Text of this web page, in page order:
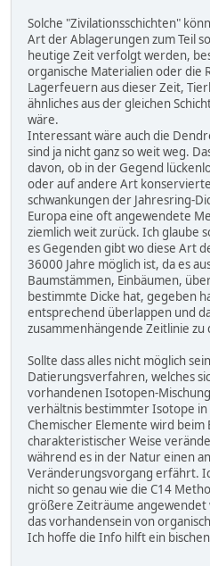
Solche "Zivilationsschichten"
Art der Ablagerungen zum Teil
heutige Zeit verfolgt werden,
organische Materialien oder die
Lagerfeuern aus dieser Zeit,
ähnliches aus der gleichen
wäre.
Interessant wäre auch die
sind ja nicht ganz so weit weg.
davon, ob in der Gegend
oder auf andere Art
schwankungen der Jahresring-
Europa eine oft angewendete
ziemlich weit zurück. Ich glaube
es Gegenden gibt wo diese Art
36000 Jahre möglich ist, da es
Baumstämmen, Einbäumen,
bestimmte Dicke hat, gegeben
entsprechend überlappen und
zusammenhängende Zeitlinie
Sollte dass alles nicht möglich
Datierungsverfahren, welches
vorhandenen Isotopen-
verhältnis bestimmter Isotope
Chemischer Elemente wird
charakteristischer Weise
während es in der Natur einen
Veränderungsvorgang erfährt.
nicht so genau wie die C14
größere Zeiträume
das vorhandensein von
Ich hoffe die Info hilft ein